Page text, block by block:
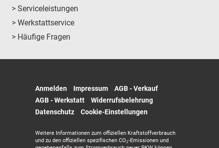
> Serviceleistungen
> Werkstattservice
> Häufige Fragen
Anmelden Impressum
AGB - Verkauf
AGB - Werkstatt
Widerrufsbelehrung
Datenschutz
Cookie-Einstellungen
Weitere Informationen zum offiziellen Kraftstoffverbrauch
und zu den offiziellen spezifischen CO2-Emissionen und